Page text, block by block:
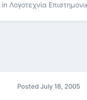
in Λογοτεχνία
Posted July 18, 2005